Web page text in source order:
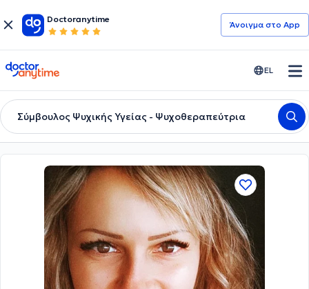
Doctoranytime
Άνοιγμα στο App
doctoranytime EL
Σύμβουλος Ψυχικής Υγείας - Ψυχοθεραπεύτρια